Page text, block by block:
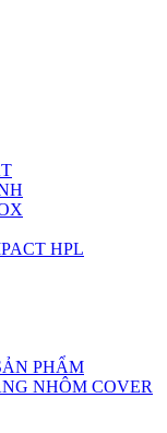
HPL
PHẨM
NHÔM COVER